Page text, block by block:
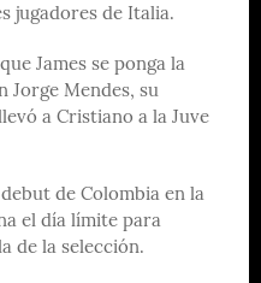
jugadores de Italia.
James se ponga la
Jorge Mendes, su
a Cristiano a la Juve
de Colombia en la
el día límite para
de la selección.